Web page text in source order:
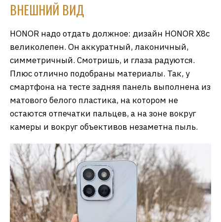
ВНЕШНИЙ ВИД
HONOR надо отдать должное: дизайн HONOR X8с
великолепен. Он аккуратный, лаконичный,
симметричный. Смотришь, и глаза радуются.
Плюс отлично подобраны материалы. Так, у
смартфона на тесте задняя панель выполнена из
матового белого пластика, на котором не
остаются отпечатки пальцев, а на зоне вокруг
камеры и вокруг объективов незаметна пыль.